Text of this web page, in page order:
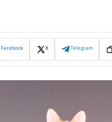
Facebook X Telegram